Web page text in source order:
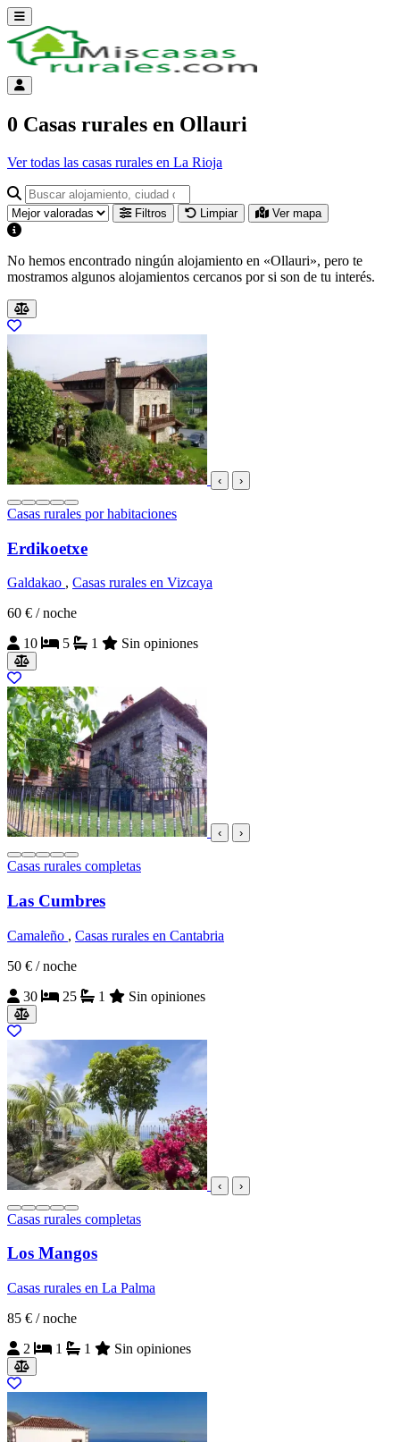
Abrir menú
Menú de cuenta
0 Casas rurales en Ollauri
Ver todas las casas rurales en La Rioja
Buscar alojamiento, ciudad o provincia para ir a su página
Filtros Limpiar Ver mapa
No hemos encontrado ningún alojamiento en «Ollauri», pero te
mostramos algunos alojamientos cercanos por si son de tu interés.
Alojamientos cercanos
‹ ›
Casas rurales por habitaciones
Erdikoetxe
Galdakao , Casas rurales en Vizcaya
60 € / noche
10
5 1 Sin opiniones
‹ ›
Casas rurales completas
Las Cumbres
Camaleño , Casas rurales en Cantabria
50 € / noche
30
25 1 Sin opiniones
‹ ›
Casas rurales completas
Los Mangos
Casas rurales en La Palma
85 € / noche
2
1 1 Sin opiniones